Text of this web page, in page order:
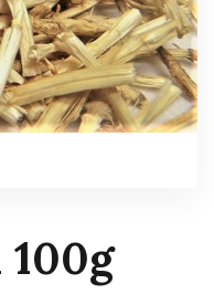
100g